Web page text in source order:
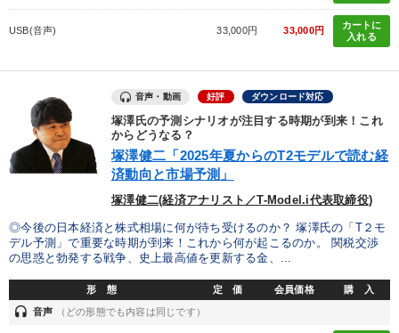
USB(音声) 33,000円 33,000円
カートに
入れる
音声・動画 好評 ダウンロード対応
塚澤氏の予測シナリオが注目する時期が到来！これ
からどうなる？
塚澤健二「2025年夏からのT2モデルで読む経
済動向と市場予測」
塚澤健二(経済アナリスト／T-Model.i代表取締役)
◎今後の日本経済と株式相場に何が待ち受けるのか？ 塚澤氏の「T２モ
デル予測」で重要な時期が到来！これから何が起こるのか。 関税交渉
の思惑と勃発する戦争、史上最高値を更新する金、...
形 態 定 価 会員価格 購 入
headset 音声 （どの形態でも内容は同じです）